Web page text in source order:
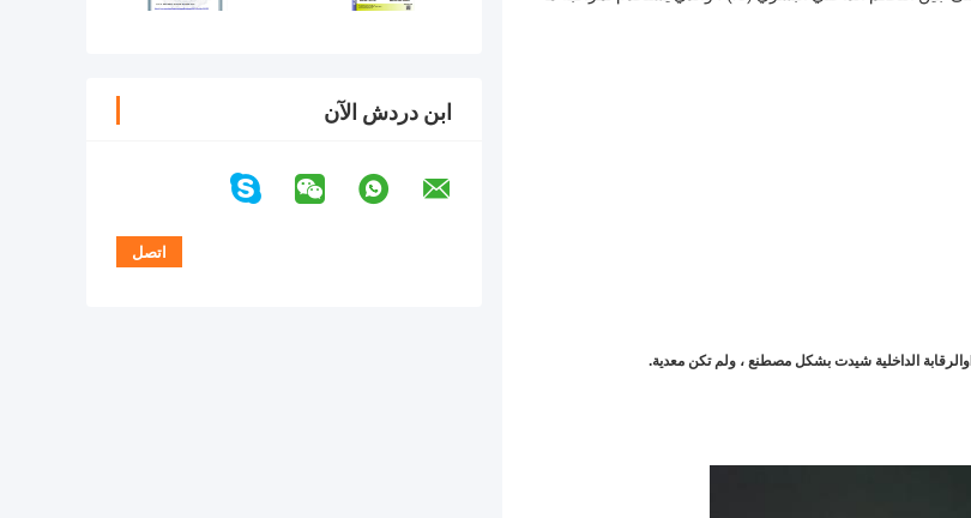
ابن دردش الآن
والرقابة الداخلية شيدت بشكل مصطنع ، ولم تكن معدية.